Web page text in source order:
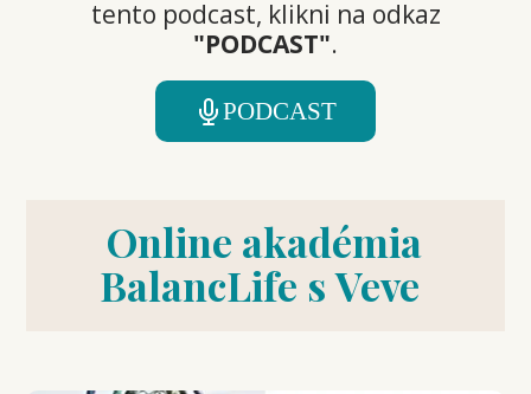
tento podcast, klikni na odkaz
"PODCAST".
PODCAST
Online akadémia
BalancLife s Veve